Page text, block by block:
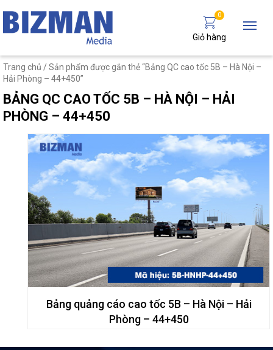
0
Giỏ hàng
Trang chủ / Sản phẩm được gắn thẻ “Bảng QC cao tốc 5B – Hà Nội –
Hải Phòng – 44+450”
BẢNG QC CAO TỐC 5B – HÀ NỘI – HẢI
PHÒNG – 44+450
Bảng quảng cáo cao tốc 5B – Hà Nội – Hải
Phòng – 44+450